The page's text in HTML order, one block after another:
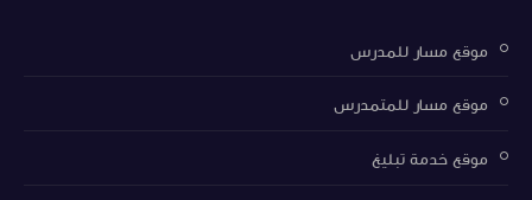
موقع مسار للمدرس
موقع مسار للمتمدرس
موقع خدمة تبليغ